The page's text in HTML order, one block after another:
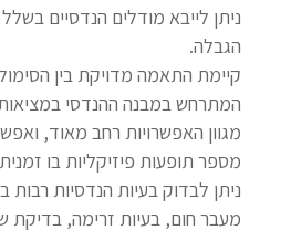
ניתן לייבא מודלים הנדסיים
הגבלה.
קיימת התאמה מדויקת בין
המתרחש במבנה ההנדסי
מגוון האפשרויות רחב מאוד,
מספר תופעות פיזיקליות בו
ניתן לבדוק בעיות הנדסיות רבות
מעבר חום, בעיות זרימה, בדיקת